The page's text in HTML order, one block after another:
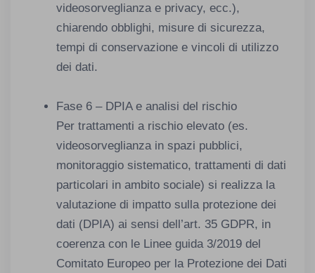
videosorveglianza e privacy, ecc.),
chiarendo obblighi, misure di sicurezza,
tempi di conservazione e vincoli di utilizzo
dei dati.
Fase 6 – DPIA e analisi del rischio
Per trattamenti a rischio elevato (es.
videosorveglianza in spazi pubblici,
monitoraggio sistematico, trattamenti di dati
particolari in ambito sociale) si realizza la
valutazione di impatto sulla protezione dei
dati (DPIA) ai sensi dell’art. 35 GDPR, in
coerenza con le Linee guida 3/2019 del
Comitato Europeo per la Protezione dei Dati